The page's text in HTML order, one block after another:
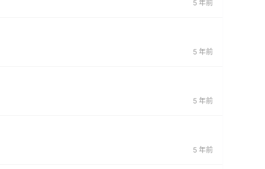
5 年前
5 年前
5 年前
5 年前